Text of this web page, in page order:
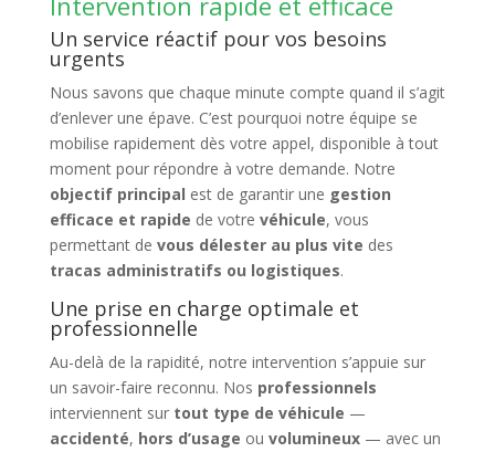
Un service réactif pour vos besoins
urgents
Nous savons que chaque minute compte quand il s’agit
d’enlever une épave. C’est pourquoi notre équipe se
mobilise rapidement dès votre appel, disponible à tout
moment pour répondre à votre demande. Notre
objectif principal est de garantir une gestion
efficace et rapide de votre véhicule, vous
permettant de vous délester au plus vite des
tracas administratifs ou logistiques.
Une prise en charge optimale et
professionnelle
Au-delà de la rapidité, notre intervention s’appuie sur
un savoir-faire reconnu. Nos professionnels
interviennent sur tout type de véhicule —
accidenté, hors d’usage ou volumineux— avec un